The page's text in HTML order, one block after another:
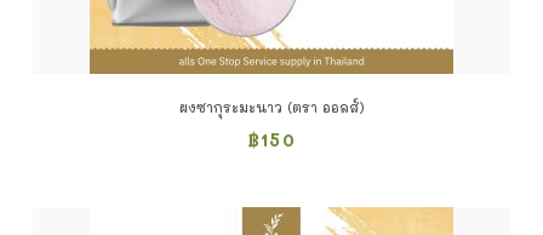
ผงซากุระมะนาว (ตรา ออลส์)
฿150